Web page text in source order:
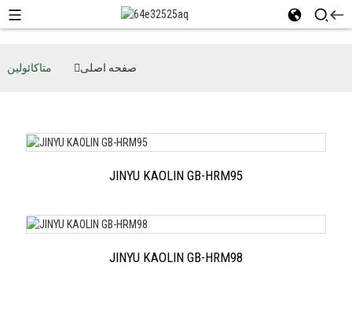
صفحه اصلی متاکائولین
JINYU KAOLIN GB-HRM95
JINYU KAOLIN GB-HRM98